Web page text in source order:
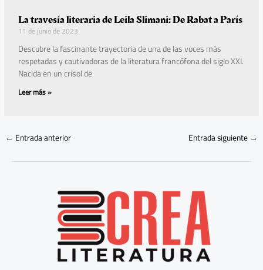
La travesía literaria de Leila Slimani: De Rabat a París
11 de junio de 2023
Descubre la fascinante trayectoria de una de las voces más
respetadas y cautivadoras de la literatura francófona del siglo XXI.
Nacida en un crisol de
Leer más »
← Entrada anterior Entrada siguiente→